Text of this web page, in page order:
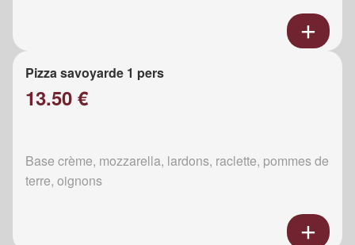
Pizza savoyarde 1 pers
13.50 €
Base crème, mozzarella, lardons, raclette, pommes de
terre, oignons